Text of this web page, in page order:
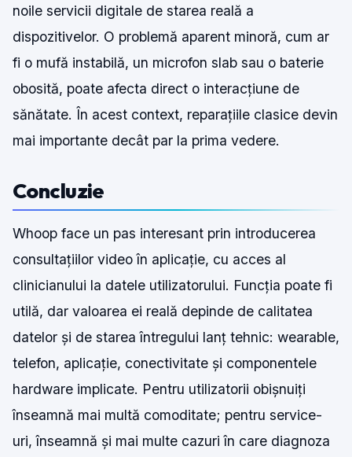
noile servicii digitale de starea reală a
dispozitivelor. O problemă aparent minoră, cum ar
fi o mufă instabilă, un microfon slab sau o baterie
obosită, poate afecta direct o interacțiune de
sănătate. În acest context, reparațiile clasice devin
mai importante decât par la prima vedere.
Concluzie
Whoop face un pas interesant prin introducerea
consultațiilor video în aplicație, cu acces al
clinicianului la datele utilizatorului. Funcția poate fi
utilă, dar valoarea ei reală depinde de calitatea
datelor și de starea întregului lanț tehnic: wearable,
telefon, aplicație, conectivitate și componentele
hardware implicate. Pentru utilizatorii obișnuiți
înseamnă mai multă comoditate; pentru service-
uri, înseamnă și mai multe cazuri în care diagnoza